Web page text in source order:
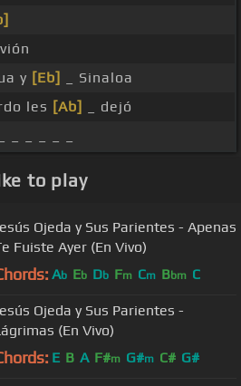
y [Eb]
_ Sinaloa
les [Ab]
_ dejó
to play
Ojeda y Sus Parientes - Apenas
Fuiste Ayer (En Vivo)
Ab Eb Db Fm Cm Bbm C
Ojeda y Sus Parientes -
(En Vivo)
E B A F#m G#m C# G#